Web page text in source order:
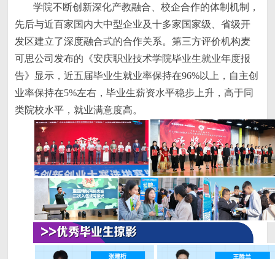
学院不断创新深化产教融合、校企合作的体制机制，
先后与近百家国内大中型企业及十多家国家级、省级开
发区建立了深度融合式的合作关系。第三方评价机构麦
可思公司发布的《安庆职业技术学院毕业生就业年度报
告》显示，近五届毕业生就业率保持在96%以上，自主创
业率保持在5%左右，毕业生薪资水平稳步上升，高于同
类院校水平，就业满意度高。